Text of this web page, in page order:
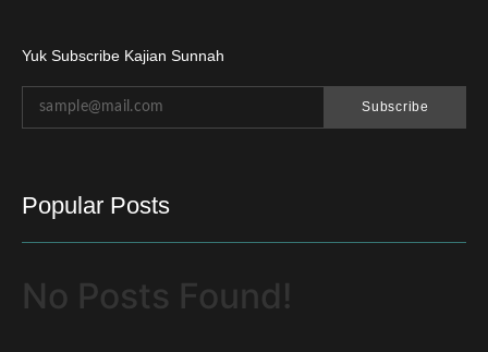
Yuk Subscribe Kajian Sunnah
Subscribe
Popular Posts
No Posts Found!